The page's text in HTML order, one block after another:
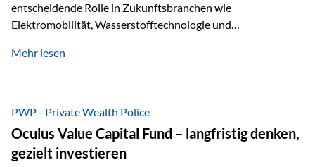
entscheidende Rolle in Zukunftsbranchen wie
Elektromobilität, Wasserstofftechnologie und
Faktoren für Investoren – begrenztes Angebot und
klassischer „Sicherheitsanker“ gilt, bieten Silber, Platin und
Palladium zusätzlich die Chance, von technologischen
Entwicklungen zu profitieren. Die Nachfrage entsteht nicht
nur durch Anleger, sondern vor allem durch die Industrie.
Mehr lesen
PWP - Private Wealth Police
Oculus Value Capital Fund – langfristig denken,
gezielt investieren